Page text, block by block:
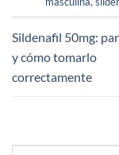
Sildenafil 50mg:
y cómo tomarlo
correctamente